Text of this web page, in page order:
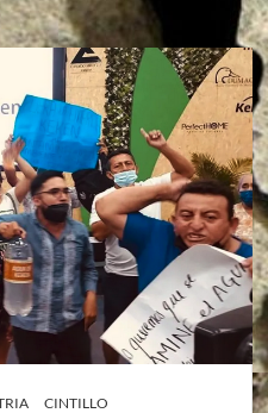
CINTILLO